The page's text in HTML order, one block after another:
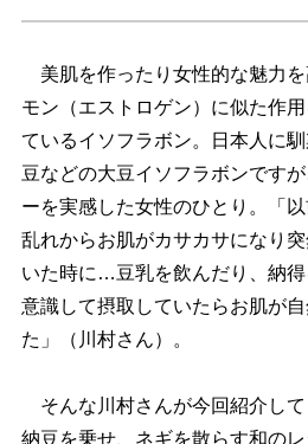
美肌を作ったり女性的な魅力
モン（エストロゲン）に似た作
ているイソフラボン。日本人に
豆などの大豆イソフラボンです
ーを実感した女性のひとり。「
乱れからお肌がカサカサになり
いた時に…豆乳を飲んだり、納
意識して摂取していたらお肌が
た」（川村さん）。
そんな川村さんが今回紹介し
納豆を乗せ、ネギを散らす和の